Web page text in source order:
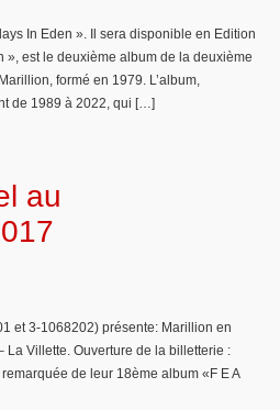
In Eden ». Il sera disponible en Edition
», est le deuxième album de la deuxième
formé en 1979. L’album,
de 1989 à 2022, qui […]
au
et 3-1068202) présente: Marillion en
Villette. Ouverture de la billetterie :
de leur 18ème album «F E A